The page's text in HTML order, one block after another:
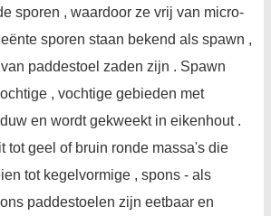
sporen , waardoor ze vrij van micro-
sporen staan ​​bekend als spawn ,
paddestoel zaden zijn . Spawn
, vochtige gebieden met
en wordt gekweekt in eikenhout .
tot geel of bruin ronde massa's die
tot kegelvormige , spons - als
paddestoelen zijn eetbaar en